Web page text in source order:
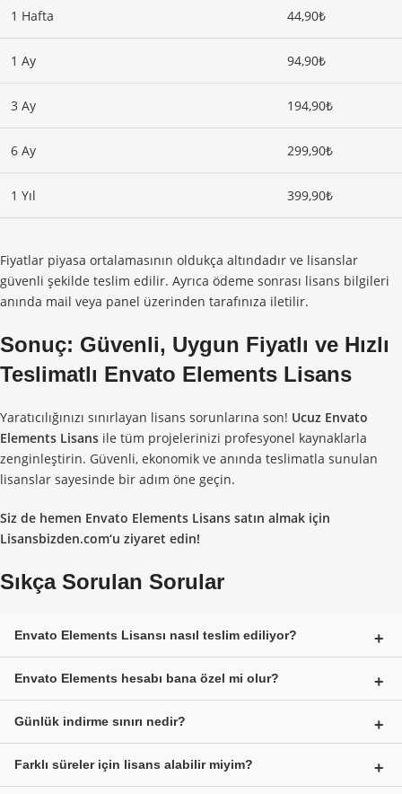
1 Hafta 44,90₺
1 Ay 94,90₺
3 Ay 194,90₺
6 Ay 299,90₺
1 Yıl 399,90₺
Fiyatlar piyasa ortalamasının oldukça altındadır ve lisanslar
güvenli şekilde teslim edilir. Ayrıca ödeme sonrası lisans bilgileri
anında mail veya panel üzerinden tarafınıza iletilir.
Sonuç: Güvenli, Uygun Fiyatlı ve Hızlı
Teslimatlı Envato Elements Lisans
Yaratıcılığınızı sınırlayan lisans sorunlarına son! Ucuz Envato
Elements Lisans ile tüm projelerinizi profesyonel kaynaklarla
zenginleştirin. Güvenli, ekonomik ve anında teslimatla sunulan
lisanslar sayesinde bir adım öne geçin.
Siz de hemen Envato Elements Lisans satın almak için
Lisansbizden.com‘u ziyaret edin!
Sıkça Sorulan Sorular
Envato Elements Lisansı nasıl teslim ediliyor?
anında gönderilir.
Envato Elements hesabı bana özel mi olur?
açısından herhangi bir sorun yaşanmaz.
Günlük indirme sınırı nedir?
Farklı süreler için lisans alabilir miyim?